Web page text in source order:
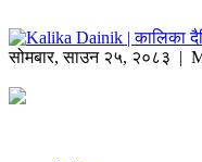
सोमबार,साउन २५, २०८३ |